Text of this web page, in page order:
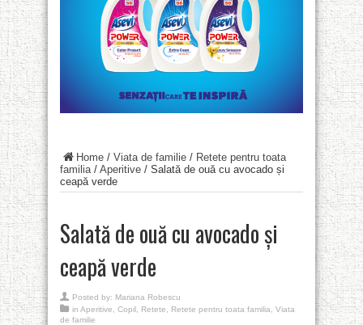
Home / Viata de familie / Retete pentru toata
familia/ Aperitive / Salată de ouă cu avocado și
ceapă verde
Salată de ouă cu avocado și
ceapă verde
Posted by: Mariana Robescu
in Aperitive Copil Retete Retete pentru toata familia
Viata
de familie